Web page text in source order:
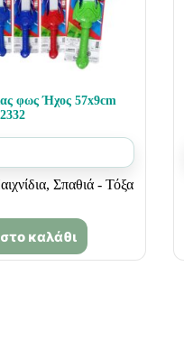
φως Ήχος 57x9cm
, Σπαθιά - Τόξα
καλάθι